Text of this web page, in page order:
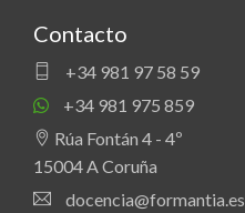
Contacto
+34 981 97 58 59
+34 981 975 859
Rúa Fontán 4 - 4º
15004 A Coruña
docencia@formantia.es